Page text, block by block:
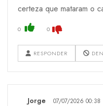
certeza que mataram o
0 0
RESPONDER
Jorge 07/07/2026 00:38